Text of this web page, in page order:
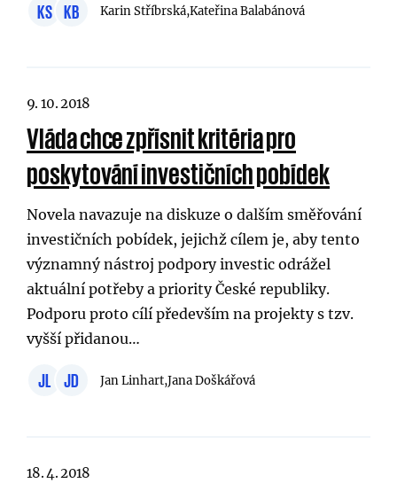
KS KB Karin Stříbrská,Kateřina Balabánová
9. 10. 2018
Vláda chce zpřísnit kritéria pro
poskytování investičních pobídek
Novela navazuje na diskuze o dalším směřování
investičních pobídek, jejichž cílem je, aby tento
významný nástroj podpory investic odrážel
aktuální potřeby a priority České republiky.
Podporu proto cílí především na projekty s tzv.
vyšší přidanou…
JL JD Jan Linhart,Jana Doškářová
18. 4. 2018